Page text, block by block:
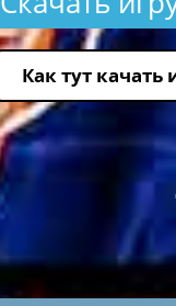
Как тут качать